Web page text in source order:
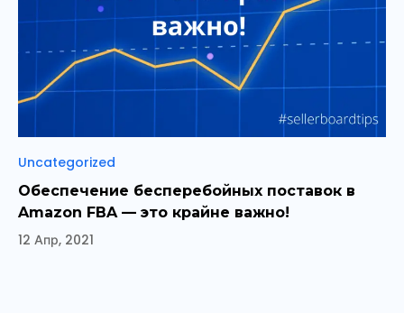
Рубрики
Uncategorized
Обеспечение бесперебойных поставок в
Amazon FBA — это крайне важно!
12 Апр, 2021